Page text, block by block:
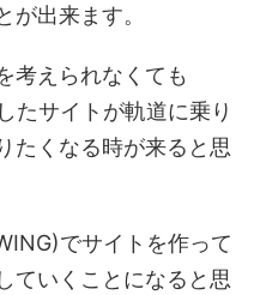
が出来ます。
考えられなくても
たサイトが軌道に乗り
たくなる時が来ると思
でサイトを作って
ていくことになると思